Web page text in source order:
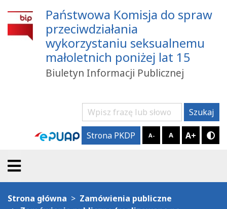
Państwowa Komisja do spraw
przeciwdziałania
wykorzystaniu seksualnemu
małoletnich poniżej lat 15
Biuletyn Informacji Publicznej
Szukaj Szukaj
Strona PKDP A- A A+
Strona główna
Zamówienia publiczne